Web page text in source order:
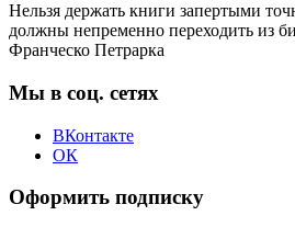
Нельзя держать книги запертыми
должны непременно переходить из
Франческо Петрарка
Мы в соц. сетях
ВКонтакте
ОК
Оформить подписку